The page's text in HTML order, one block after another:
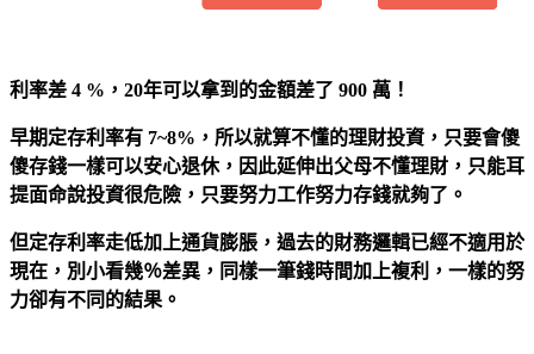
利率差 4 %，20年可以拿到的金額差了 900 萬！
早期定存利率有 7~8%，所以就算不懂的理財投資，只要會傻
傻存錢一樣可以安心退休，因此延伸出父母不懂理財，只能耳
提面命說投資很危險，只要努力工作努力存錢就夠了。
但定存利率走低加上通貨膨脹，過去的財務邏輯已經不適用於
現在，別小看幾％差異，同樣一筆錢時間加上複利，一樣的努
力卻有不同的結果。